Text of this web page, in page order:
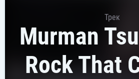
Трек
Murman
Rock That